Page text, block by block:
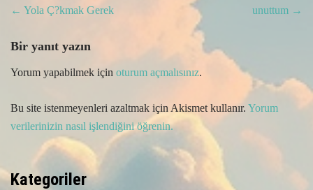
Post
navigation
← Yola Ç?kmak Gerek unuttum →
Bir yanıt yazın
Yorum yapabilmek için oturum açmalısınız.
Bu site istenmeyenleri azaltmak için Akismet kullanır. Yorum
verilerinizin nasıl işlendiğini öğrenin.
Kategoriler